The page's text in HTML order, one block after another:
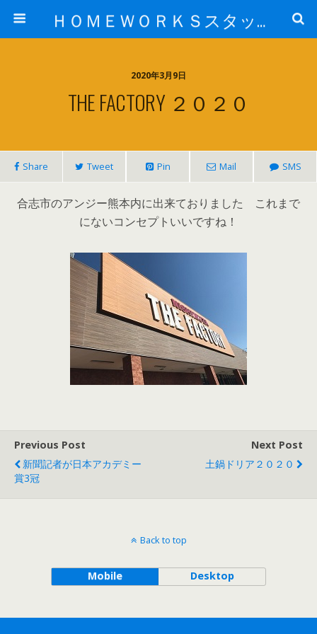
ＨＯＭＥＷＯＲＫＳスタッフ日記ブログ
2020年3月9日
THE FACTORY ２０２０
Share Tweet Pin Mail SMS
合志市のアンジー熊本内に出来ておりました これまで
にないコンセプトいいですね！
Previous Post
新聞記者が日本アカデミー
賞3冠
Next Post
土鍋ドリア２０２０
Back to top
Mobile Desktop